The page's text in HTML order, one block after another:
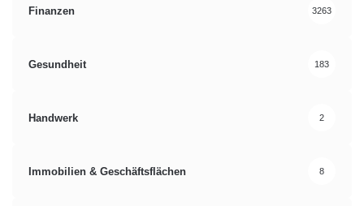
Finanzen 3263
Gesundheit 183
Handwerk 2
Immobilien & Geschäftsflächen 8